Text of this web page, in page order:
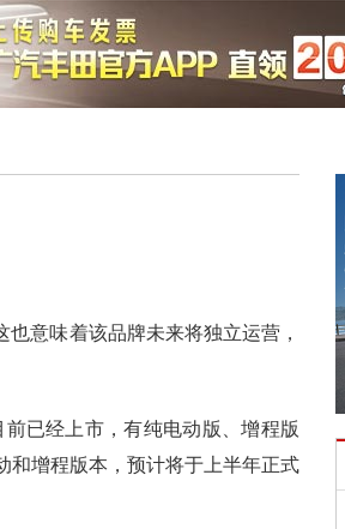
意味着该品牌未来将独立运营，
已经上市，有纯电动版、增程版
和增程版本，预计将于上半年正式